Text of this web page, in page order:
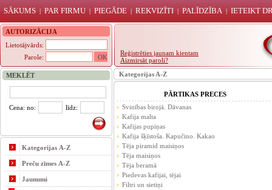
SĀKUMS | PAR FIRMU| PIEGĀDE | REKVIZĪTI | PALĪDZĪBA | IETEIKT
AUTORIZĀCIJA
Lietotājvārds:
Parole:
Reģistrēties jaunam kientam
Aizmirsāt paroli?
MEKLĒT
Cena: no: līdz:
Kategorijas A-Z
Preču zīmes A-Z
Jaunumi
Kategorijas A-Z
PĀRTIKAS PRECES
Svinības birojā. Dāvanas
Kafija malta
Kafijas pupiņas
Kafija šķīstoša. Kapučino. Kakao
Tēja piramid maisiņos
Tēja maisiņos
Tēja beramā
Piedevas kafijai, tējai
Filtri un sietiņi